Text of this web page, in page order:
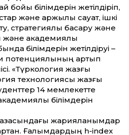
бойы білімдерін жетілдіріп,
және қаржылық сауат, ішкі
стратегиялық басқару және
академиялық
білімдерін жетілдіруі –
потенциялының артып
«Түркология жазғы
технологиясы жазғы
14 мемлекет­те
білімдерін
жарияланымдар
Ғалымдардың h-index